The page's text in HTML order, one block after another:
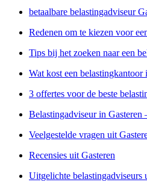
betaalbare belastingadviseur
Redenen om te kiezen voor
Tips bij het zoeken naar een
Wat kost een belastingkantoor
3 offertes voor de beste
Belastingadviseur in Gasteren
Veelgestelde vragen uit
Recensies uit Gasteren
Uitgelichte belastingadviseurs